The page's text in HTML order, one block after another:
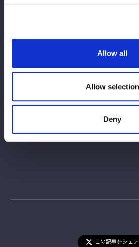
Allow all
Allow selection
Deny
7/
https://
【大会情報】
『JR東海 推し旅 presents STARDOM
2025』
2025年12月29日（月）
試合開始 17:00
https://wwr-stardom.com/
この記事をシェア